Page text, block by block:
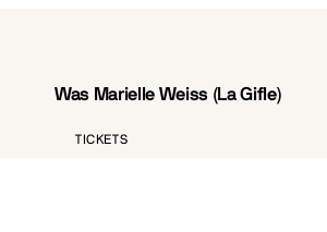
Was Marielle Weiss (La Gifle)
VO.ST.FR CÔTÉ PARC
TICKETS